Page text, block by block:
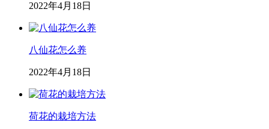
2022年4月18日
八仙花怎么养
2022年4月18日
荷花的栽培方法